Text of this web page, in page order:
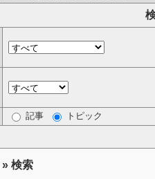
記事 トピック
» 検索